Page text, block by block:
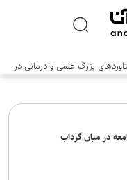
بزرگ علمی و درمانی در
در میان گرداب